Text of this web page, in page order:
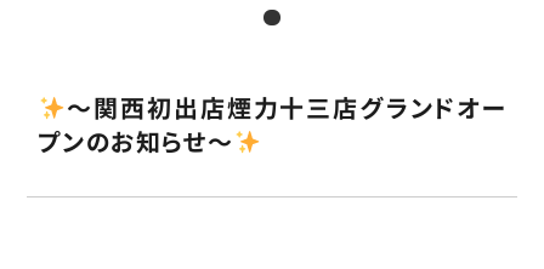
〜関西初出店煙力十三店グランドオー
プンのお知らせ〜